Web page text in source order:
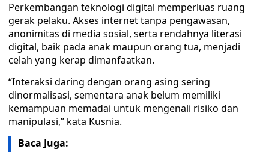
Perkembangan teknologi digital memperluas ruang
gerak pelaku. Akses internet tanpa pengawasan,
anonimitas di media sosial, serta rendahnya literasi
digital, baik pada anak maupun orang tua, menjadi
celah yang kerap dimanfaatkan.
“Interaksi daring dengan orang asing sering
dinormalisasi, sementara anak belum memiliki
kemampuan memadai untuk mengenali risiko dan
manipulasi,” kata Kusnia.
Baca Juga: